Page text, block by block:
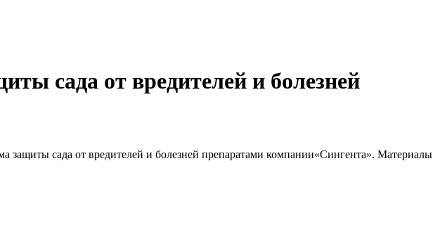
сада от вредителей и болезней
защиты сада от вредителей и болезней препаратами компании«Сингента». Материалы